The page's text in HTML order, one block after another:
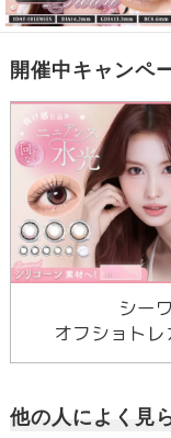
開催中キャンペ
シー
オフショトレ
他の人によく見